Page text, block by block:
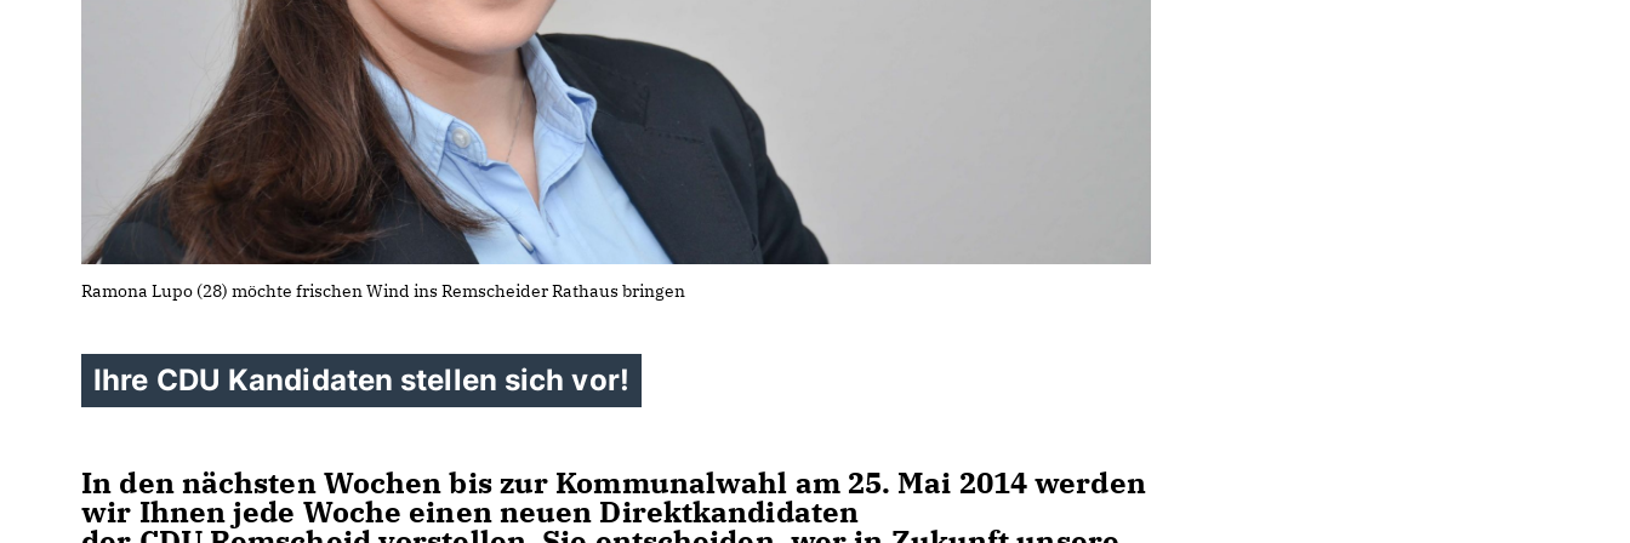
Ramona Lupo (28) möchte frischen Wind ins Remscheider Rathaus bringen
Ihre CDU Kandidaten stellen sich vor!
In den nächsten Wochen bis zur Kommunalwahl am 25. Mai 2014 werden
wir Ihnen jede Woche einen neuen Direktkandidaten